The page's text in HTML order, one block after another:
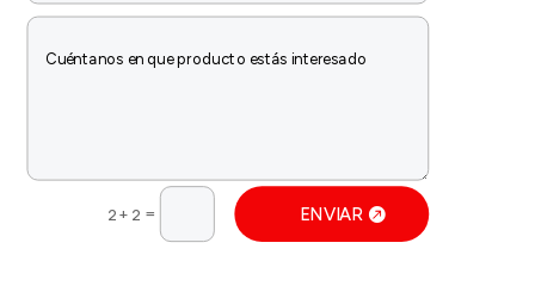
2 + 2 = ENVIAR